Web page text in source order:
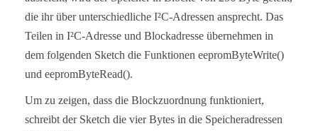
  Wire.write((uint8_t)(addr & 0xFF));
  Wire.endTransmission();
  Wire.requestFrom(I2C_ADDRESS, 1);
  byteToRead = Wire.read();
  return byteToRead;
}
die ihr über unterschiedliche I²C-Adressen ansprecht. Das
Teilen in I²C-Adresse und Blockadresse übernehmen in
dem folgenden Sketch die Funktionen eepromByteWrite()
und eepromByteRead().
Um zu zeigen, dass die Blockzuordnung funktioniert,
schreibt der Sketch die vier Bytes in die Speicheradressen